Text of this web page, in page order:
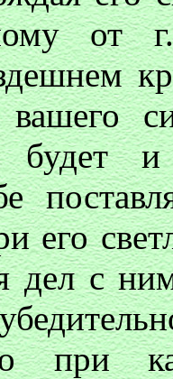
от
будет
его
дел с
при